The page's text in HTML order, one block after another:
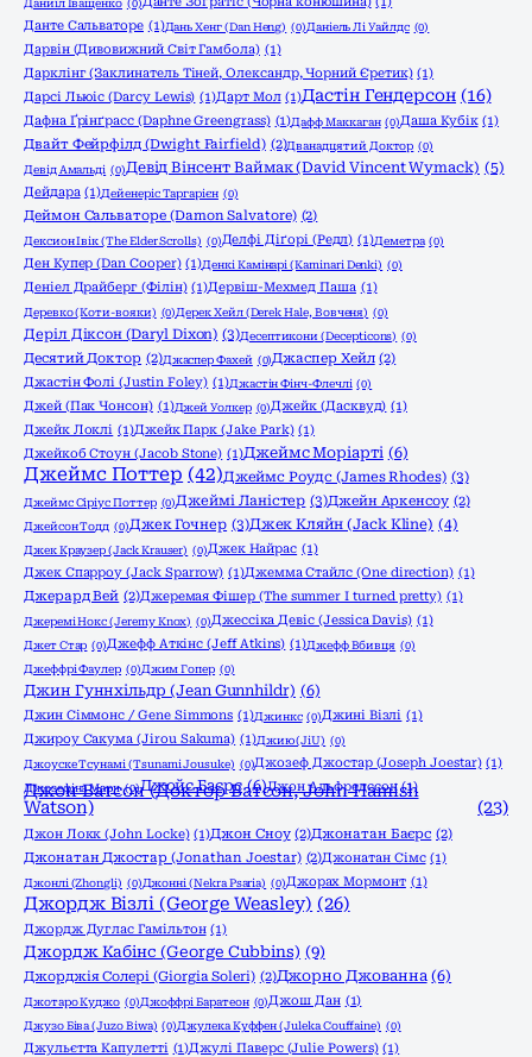
Даниїл Іващенко (0)
Данте Сальваторе (1)Дань Хенг (Dan Heng) (0)Даніель Лі Уайлдс (0)
Дарвін (Дивовижний Світ Гамбола) (1)
Дарклінг (Заклинатель Тіней, Олександр, Чорний Єретик) (1)
Дарсі Льюіс (Darcy Lewis) (1)Дарт Мол (1)Дастін Гендерсон (16)
Дафна Ґрінґрасс (Daphne Greengrass) (1)Дафф Маккаган (0)Даша Кубік (1)
Двайт Фейрфілд (Dwight Fairfield) (2)Дванадцятий Доктор (0)
Девід Амальді (0)Девід Вінсент Ваймак (David Vincent Wymack) (5)
Дейдара (1)Дейенеріс Таргарієн (0)
Деймон Сальваторе (Damon Salvatore) (2)
Дексион Івік (The Elder Scrolls) (0)Делфі Діґорі (Редл) (1)Деметра (0)
Ден Купер (Dan Cooper) (1)Денкі Камінарі (Kaminari Denki) (0)
Деніел Драйберг (Філін) (1)Дервіш-Мехмед Паша (1)
Деревко (Коти-вояки) (0)Дерек Хейл (Derek Hale, Вовченя) (0)
Деріл Діксон (Daryl Dixon) (3)Десептикони (Decepticons) (0)
Десятий Доктор (2)Джаспер Фахей (0)Джаспер Хейл (2)
Джастін Фолі (Justin Foley) (1)Джастін Фінч-Флечлі (0)
Джей (Пак Чонсон) (1)Джей Уолкер (0)Джейк (Дасквуд) (1)
Джейк Локлі (1)Джейк Парк (Jake Park) (1)
Джейкоб Стоун (Jacob Stone) (1)Джеймс Моріарті (6)
Джеймс Поттер (42)Джеймс Роудс (James Rhodes) (3)
Джеймс Сіріус Поттер (0)Джеймі Ланістер (3)Джейн Аркенсоу (2)
Джейсон Тодд (0)Джек Гочнер (3)Джек Кляйн (Jack Kline) (4)
Джек Краузер (Jack Krauser) (0)Джек Найрас (1)
Джек Спарроу (Jack Sparrow) (1)Джемма Стайлс (One direction) (1)
Джерард Вей (2)Джеремая Фішер (The summer I turned pretty) (1)
Джеремі Нокс (Jeremy Knox) (0)Джессіка Девіс (Jessica Davis) (1)
Джет Стар (0)Джефф Аткінс (Jeff Atkins) (1)Джефф Вбивця (0)
Джеффрі Фаулер (0)Джим Гопер (0)
Джин Гуннхільдр (Jean Gunnhildr) (6)
Джин Сіммонс / Gene Simmons (1)Джинкс (0)Джині Візлі (1)
Джироу Сакума (Jirou Sakuma) (1)Джию (JiU) (0)
Джоyске Тсунамі (Tsunami Jousuke) (0)Джозеф Джостар (Joseph Joestar) (1)
Джозефіна Марч (0)Джойс Баєрс (6)Джон Альфредссон (1)
Джон Ватсон (Доктор Ватсон, John Hamish
Watson)
(23)
Джон Локк (John Locke) (1)Джон Сноу (2)Джонатан Баєрс (2)
Джонатан Джостар (Jonathan Joestar) (2)Джонатан Сімс (1)
Джонлі (Zhongli) (0)Джонні (Nekra Psaria) (0)Джорах Мормонт (1)
Джордж Візлі (George Weasley) (26)
Джордж Дуглас Гамільтон (1)
Джордж Кабінс (George Cubbins) (9)
Джорджія Солері (Giorgia Soleri) (2)Джорно Джованна (6)
Джотаро Куджо (0)Джоффрі Баратеон (0)Джош Дан (1)
Джузо Біва (Juzo Biwa) (0)Джулека Куффен (Juleka Couffaine) (0)
Джульєтта Капулетті (1)Джулі Паверс (Julie Powers) (1)